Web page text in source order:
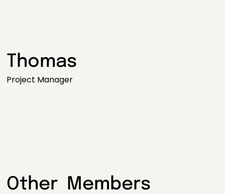
Thomas
Project Manager
Other Members